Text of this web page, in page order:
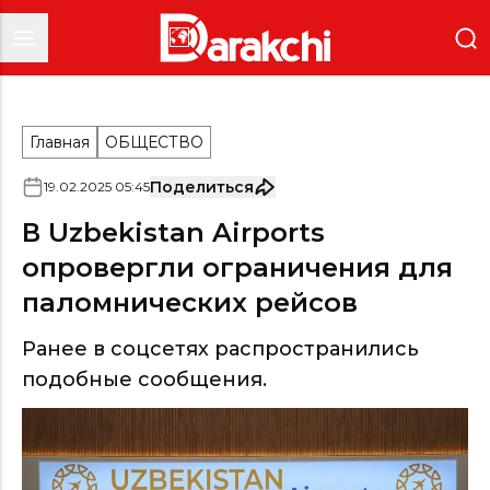
Главная ОБЩЕСТВО
19.02.2025 05:45Поделиться
В Uzbekistan Airports
опровергли ограничения для
паломнических рейсов
Ранее в соцсетях распространились
подобные сообщения.